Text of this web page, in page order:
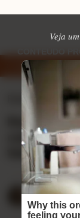
Veja
apps de namoro que
⏱ 1
Review
como a
fotos!
Mariana
02/12/2025